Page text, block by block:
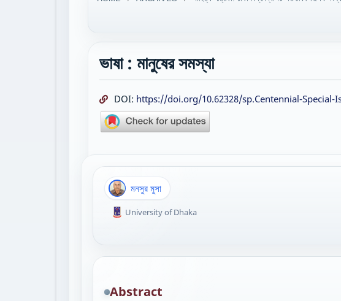
ভাষা : মানুষের সমস্যা
DOI: https://doi.org/10.62328/sp.Centennial-Special-
মনসুর মুসা
University of Dhaka
Abstract